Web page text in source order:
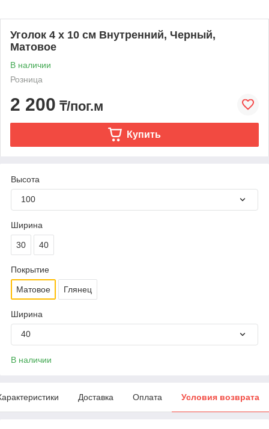
Уголок 4 х 10 см Внутренний, Черный,
Матовое
В наличии
Розница
2 200 ₸/пог.м
Купить
Высота
100
Ширина
30 40
Покрытие
Матовое Глянец
Ширина
40
В наличии
Доставка Оплата Условия возврата